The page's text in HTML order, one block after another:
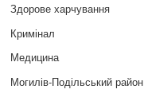
Здорове харчування
Кримінал
Медицина
Могилів-Подільський район